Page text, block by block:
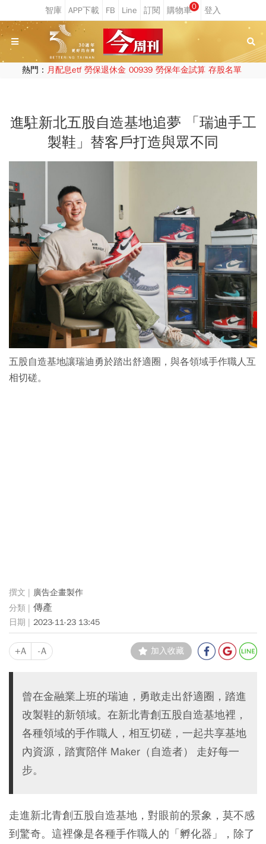
0
熱門： 月配息etf 勞保退休金 00939 勞保年金試算 存股名單
進駐新北五股自造基地追夢 「瑞迪手工
製鞋」替客戶打造與眾不同
五股自造基地讓瑞迪勇於踏出舒適圈，與各領域手作職人互
相切磋。
廣告企畫製作
傳產
2023-11-23 13:45
+A -A 加入收藏
曾在金融業上班的瑞迪，勇敢走出舒適圈，踏進
改製鞋的新領域。在新北青創五股自造基地裡，
各種領域的手作職人，相互切磋，一起共享基地
內資源，踏實陪伴 Maker（自造者） 走好每一
步。
走進新北青創五股自造基地，對眼前的景象，莫不感
到驚奇。這裡像是各種手作職人的「孵化器」，除了